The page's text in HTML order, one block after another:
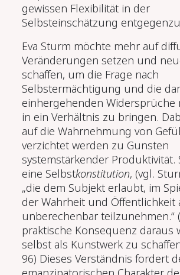
gewissen Flexibilität in der
Selbsteinschätzung
Eva Sturm möchte mehr auf
Veränderungen setzen und
schaffen, um die Frage nach
Selbstermächtigung und die
einhergehenden Widersprüche
in ein Verhältnis zu bringen.
auf die Wahrnehmung von
verzichtet werden zu Gunsten
systemstärkender Produktivität.
eine Selbstkonstitution, (vgl.
„die dem Subjekt erlaubt, im
der Wahrheit und Öffentlichkeit
unberechenbar teilzuneh­men.“
praktische Konsequenz daraus
selbst als Kunstwerk zu
96) Dieses Verständnis fordert